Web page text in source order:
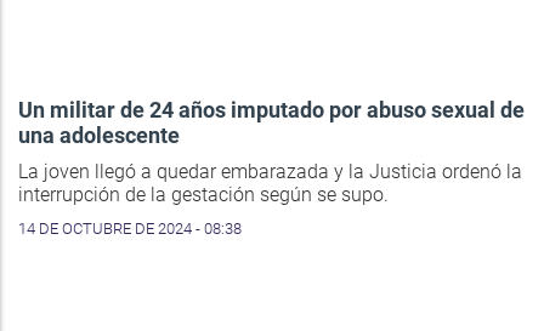
Un militar de 24 años imputado por abuso sexual de
una adolescente
La joven llegó a quedar embarazada y la Justicia ordenó la
interrupción de la gestación según se supo.
14 DE OCTUBRE DE 2024 - 08:38